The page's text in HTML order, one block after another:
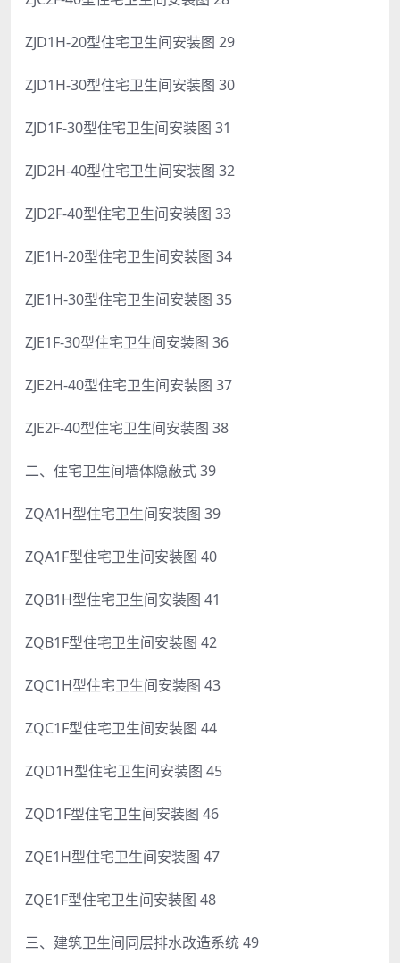
ZJD1H-20型住宅卫生间安装图 29
ZJD1H-30型住宅卫生间安装图 30
ZJD1F-30型住宅卫生间安装图 31
ZJD2H-40型住宅卫生间安装图 32
ZJD2F-40型住宅卫生间安装图 33
ZJE1H-20型住宅卫生间安装图 34
ZJE1H-30型住宅卫生间安装图 35
ZJE1F-30型住宅卫生间安装图 36
ZJE2H-40型住宅卫生间安装图 37
ZJE2F-40型住宅卫生间安装图 38
二、住宅卫生间墙体隐蔽式 39
ZQA1H型住宅卫生间安装图 39
ZQA1F型住宅卫生间安装图 40
ZQB1H型住宅卫生间安装图 41
ZQB1F型住宅卫生间安装图 42
ZQC1H型住宅卫生间安装图 43
ZQC1F型住宅卫生间安装图 44
ZQD1H型住宅卫生间安装图 45
ZQD1F型住宅卫生间安装图 46
ZQE1H型住宅卫生间安装图 47
ZQE1F型住宅卫生间安装图 48
三、建筑卫生间同层排水改造系统 49